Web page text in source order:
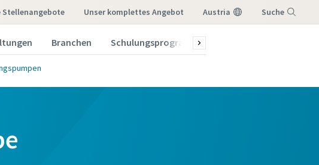
Stellenangebote Unser komplettes Angebot Austria Suche
Branchen Schulungsprogramm 2026